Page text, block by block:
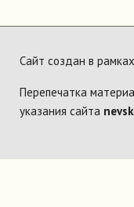
Сайт создан в
Перепечатка
указания сайта